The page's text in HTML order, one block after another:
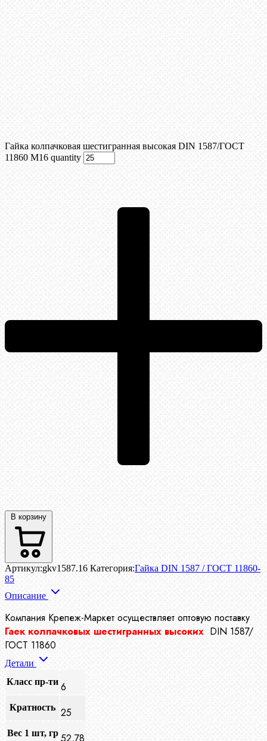
Гайка колпачковая шестигранная высокая DIN 1587/ГОСТ
11860 М16 quantity
В корзину
Артикул:gkv1587.16 Категория:Гайка DIN 1587 / ГОСТ 11860-
85
Описание
Компания Крепеж-Маркет осуществляет оптовую поставку
Гаек колпачковых шестигранных высоких DIN 1587/
ГОСТ 11860
Детали
Класс пр-ти 6
Кратность 25
Вес 1 шт, гр